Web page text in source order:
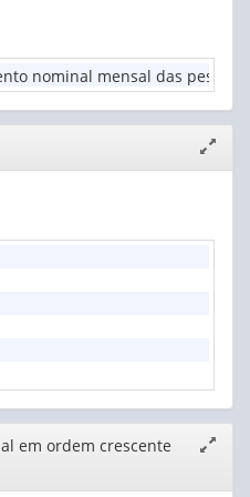
(1)
nominal mensal das
janela
em ordem crescente